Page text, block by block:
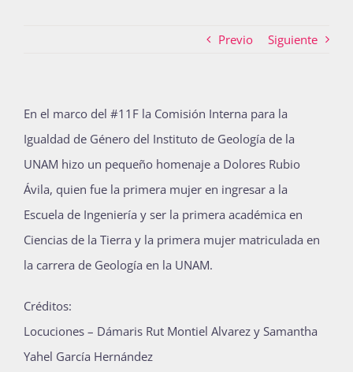
La Boletina
Blog
Recursos
Súmate
Previo Siguiente
En el marco del #11F la Comisión Interna para la
Igualdad de Género del Instituto de Geología de la
UNAM hizo un pequeño homenaje a Dolores Rubio
Ávila, quien fue la primera mujer en ingresar a la
Escuela de Ingeniería y ser la primera académica en
Ciencias de la Tierra y la primera mujer matriculada en
la carrera de Geología en la UNAM.
Créditos:
Locuciones – Dámaris Rut Montiel Alvarez y Samantha
Yahel García Hernández